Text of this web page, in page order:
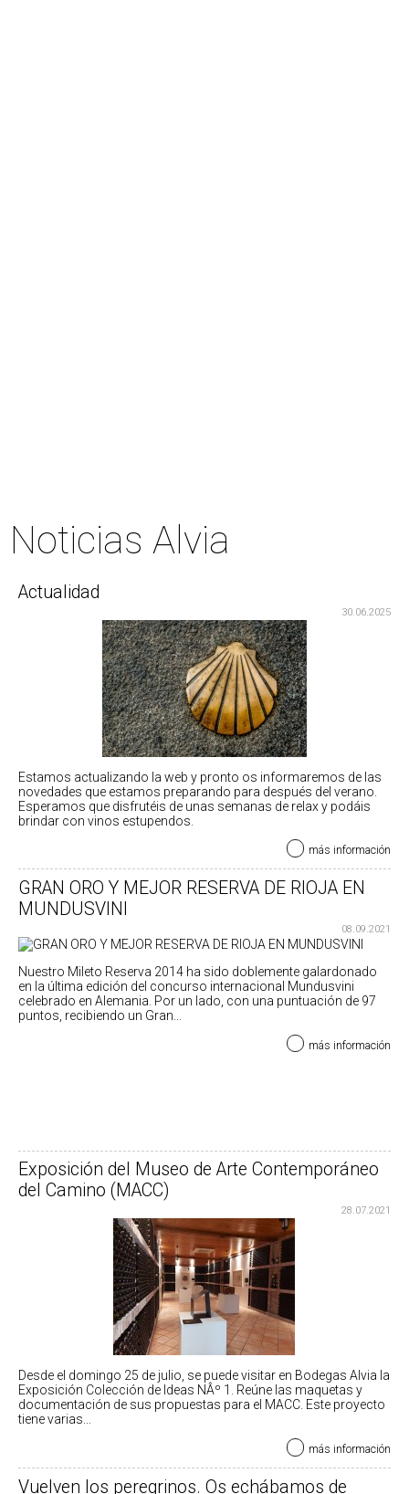
Noticias Alvia
Actualidad
30.06.2025
Estamos actualizando la web y pronto os informaremos de las
novedades que estamos preparando para después del verano.
Esperamos que disfrutéis de unas semanas de relax y podáis
brindar con vinos estupendos.
más información
GRAN ORO Y MEJOR RESERVA DE RIOJA EN
MUNDUSVINI
08.09.2021
Nuestro Mileto Reserva 2014 ha sido doblemente galardonado
en la última edición del concurso internacional Mundusvini
celebrado en Alemania. Por un lado, con una puntuación de 97
puntos, recibiendo un Gran...
más información
Exposición del Museo de Arte Contemporáneo
del Camino (MACC)
28.07.2021
Desde el domingo 25 de julio, se puede visitar en Bodegas Alvia la
Exposición Colección de Ideas NÂº 1. Reúne las maquetas y
documentación de sus propuestas para el MACC. Este proyecto
tiene varias...
más información
Vuelven los peregrinos. Os echábamos de